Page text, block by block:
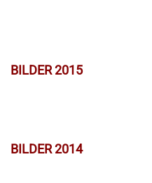
BILDER 2015
BILDER 2014